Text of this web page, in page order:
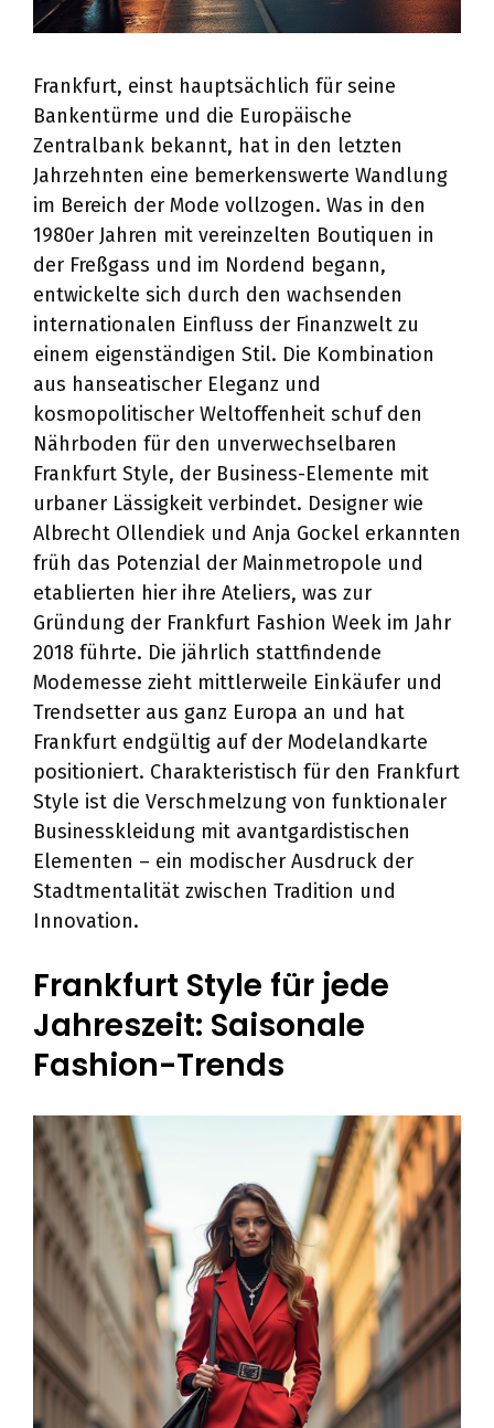
Frankfurt, einst hauptsächlich für seine
Bankentürme und die Europäische
Zentralbank bekannt, hat in den letzten
Jahrzehnten eine bemerkenswerte Wandlung
im Bereich der Mode vollzogen. Was in den
1980er Jahren mit vereinzelten Boutiquen in
der Freßgass und im Nordend begann,
entwickelte sich durch den wachsenden
internationalen Einfluss der Finanzwelt zu
einem eigenständigen Stil. Die Kombination
aus hanseatischer Eleganz und
kosmopolitischer Weltoffenheit schuf den
Nährboden für den unverwechselbaren
Frankfurt Style, der Business-Elemente mit
urbaner Lässigkeit verbindet. Designer wie
Albrecht Ollendiek und Anja Gockel erkannten
früh das Potenzial der Mainmetropole und
etablierten hier ihre Ateliers, was zur
Gründung der Frankfurt Fashion Week im Jahr
2018 führte. Die jährlich stattfindende
Modemesse zieht mittlerweile Einkäufer und
Trendsetter aus ganz Europa an und hat
Frankfurt endgültig auf der Modelandkarte
positioniert. Charakteristisch für den Frankfurt
Style ist die Verschmelzung von funktionaler
Businesskleidung mit avantgardistischen
Elementen – ein modischer Ausdruck der
Stadtmentalität zwischen Tradition und
Innovation.
Frankfurt Style für jede
Jahreszeit: Saisonale
Fashion-Trends